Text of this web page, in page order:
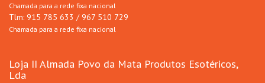
Chamada para a rede fixa nacional
Tlm: 915 785 633 / 967 510 729
Chamada para a rede fixa nacional
Loja II Almada Povo da Mata Produtos Esotéricos,
Lda